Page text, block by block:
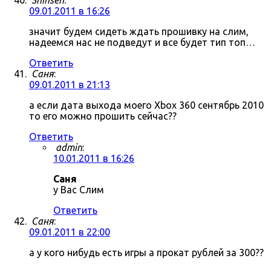
09.01.2011 в 16:26
значит будем сидеть ждать прошивку на слим,
надеемся нас не подведут и все будет тип топ…
Ответить
Саня:
09.01.2011 в 21:13
а если дата выхода моего Xbox 360 сентябрь 2010
то его можно прошить сейчас??
Ответить
admin:
10.01.2011 в 16:26
Саня
у Вас Слим
Ответить
Саня:
09.01.2011 в 22:00
а у кого нибудь есть игры а прокат рублей за 300??